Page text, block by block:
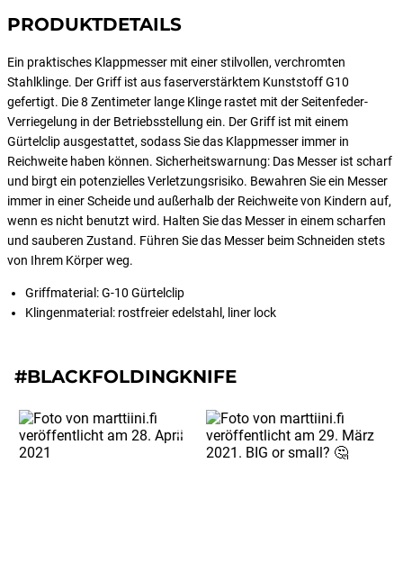
PRODUKTDETAILS
Ein praktisches Klappmesser mit einer stilvollen, verchromten
Stahlklinge. Der Griff ist aus faserverstärktem Kunststoff G10
gefertigt. Die 8 Zentimeter lange Klinge rastet mit der Seitenfeder-
Verriegelung in der Betriebsstellung ein. Der Griff ist mit einem
Gürtelclip ausgestattet, sodass Sie das Klappmesser immer in
Reichweite haben können. Sicherheitswarnung: Das Messer ist scharf
und birgt ein potenzielles Verletzungsrisiko. Bewahren Sie ein Messer
immer in einer Scheide und außerhalb der Reichweite von Kindern auf,
wenn es nicht benutzt wird. Halten Sie das Messer in einem scharfen
und sauberen Zustand. Führen Sie das Messer beim Schneiden stets
von Ihrem Körper weg.
Griffmaterial: G-10 Gürtelclip
Klingenmaterial: rostfreier edelstahl, liner lock
#BLACKFOLDINGKNIFE